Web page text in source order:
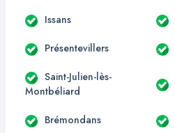
Issans
Présentevillers
Saint-Julien-lès-
Montbéliard
Brémondans